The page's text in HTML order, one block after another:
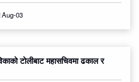
Aug-03
टोलीबाट महासचिवमा ढकाल र